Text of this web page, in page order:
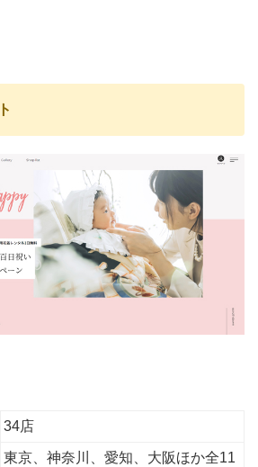
34店
東京、神奈川、愛知、大阪ほか全11